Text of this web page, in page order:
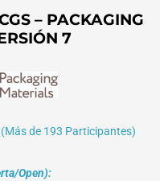
– PACKAGING
7
(Más de 193 Participantes)
Open):